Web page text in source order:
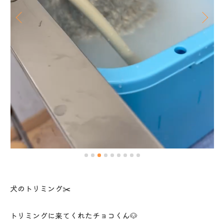
犬のトリミング✂️
トリミングに来てくれたチョコくん🐶